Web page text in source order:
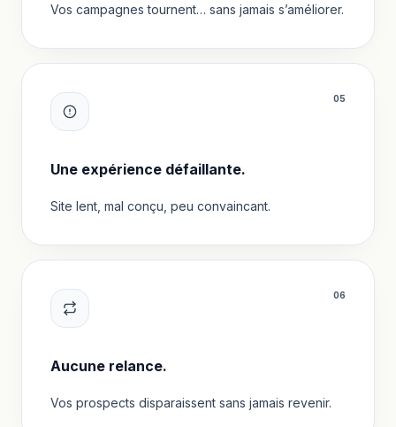
Vos campagnes tournent… sans jamais s’améliorer.
05
Une expérience défaillante.
Site lent, mal conçu, peu convaincant.
06
Aucune relance.
Vos prospects disparaissent sans jamais revenir.